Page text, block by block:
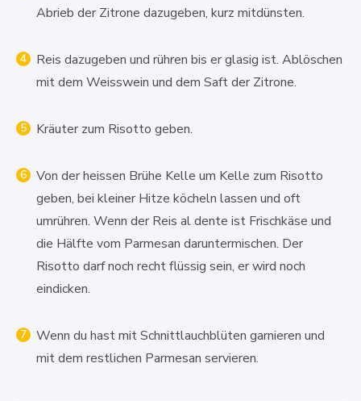
Abrieb der Zitrone dazugeben, kurz mitdünsten.
Reis dazugeben und rühren bis er glasig ist. Ablöschen
mit dem Weisswein und dem Saft der Zitrone.
Kräuter zum Risotto geben.
Von der heissen Brühe Kelle um Kelle zum Risotto
geben, bei kleiner Hitze köcheln lassen und oft
umrühren. Wenn der Reis al dente ist Frischkäse und
die Hälfte vom Parmesan daruntermischen. Der
Risotto darf noch recht flüssig sein, er wird noch
eindicken.
Wenn du hast mit Schnittlauchblüten garnieren und
mit dem restlichen Parmesan servieren.